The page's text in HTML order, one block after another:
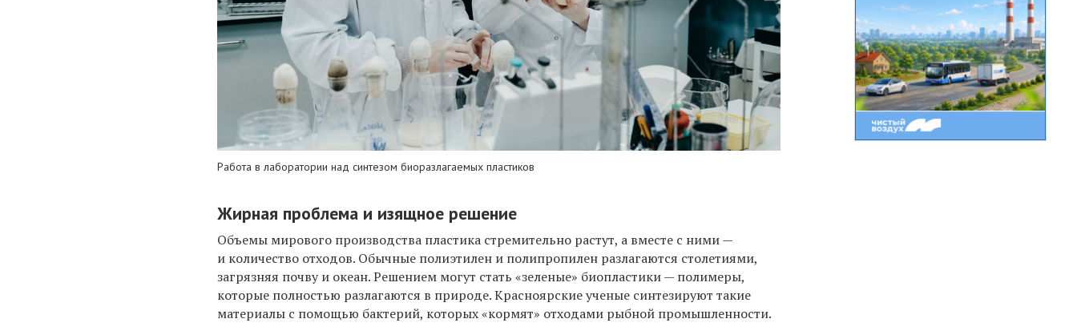
Работа в лаборатории над синтезом биоразлагаемых пластиков
Жирная проблема и изящное решение
Объемы мирового производства пластика стремительно растут, а вместе с ними —
и количество отходов. Обычные полиэтилен и полипропилен разлагаются столетиями,
загрязняя почву и океан. Решением могут стать «зеленые» биопластики — полимеры,
которые полностью разлагаются в природе. Красноярские ученые синтезируют такие
материалы с помощью бактерий, которых «кормят» отходами рыбной промышленности.